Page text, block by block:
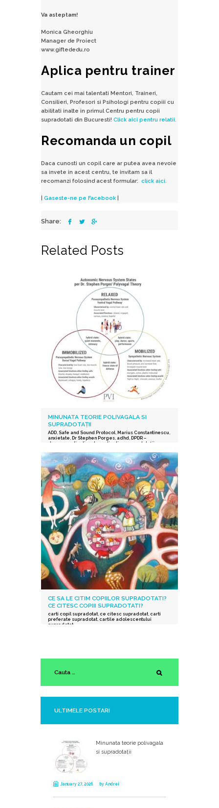
Va asteptam!
Monica Gheorghiu
Manager de Proiect
www.giftededu.ro
Aplica pentru trainer
Cautam cei mai talentati Mentori, Traineri,
Consilieri, Profesori si Psihologi pentru copiii cu
abilitati inalte in primul Centru pentru copii
supradotati din Bucuresti! Click aici pentru relatii.
Recomanda un copil
Daca cunosti un copil care ar putea avea nevoie
sa invete in acest centru, te invitam sa il
recomanzi folosind acest formular: click aici.
Gaseste-ne pe Facebook
Share:
Related Posts
MINUNATA TEORIE POLIVAGALA SI
SUPRADOTAȚII
ADD, Safe and Sound Protocol Marius Constantinescu
anxietate Dr Stephen Porges, adhd DPDR –
depersonalization derealization
supradotații.
supraexcitabilitate supradotati,Protocolul Safe and
Sound
,procesarea senzorială și auditorie
supradotati,Editura Herald,teoria polivagala,
Vindecare in ritmul tau,TSA
CE SA LE CITIM COPIILOR SUPRADOTATI?
CE CITESC COPIII SUPRADOTATI?
carti copil supradotat, ce citesc supradotat, carti
preferate supradotat, cartile adolescentului
supradotat
ULTIMELE POSTARI
Minunata teorie polivagala
si supradotații
January 27, 2026 byAndrei